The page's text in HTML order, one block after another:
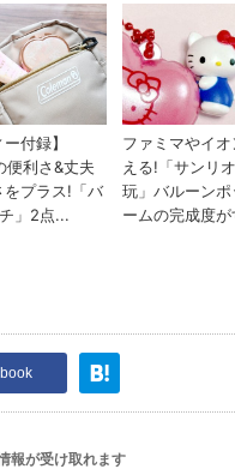
報が受け取れます